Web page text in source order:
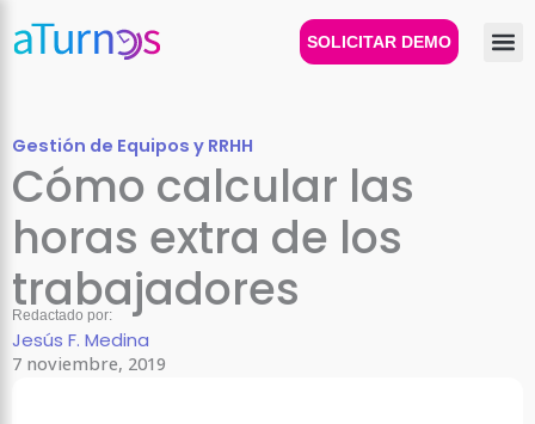
SOLICITAR DEMO
Gestión de Equipos y RRHH
Cómo calcular las
horas extra de los
trabajadores
Redactado por:
Jesús F. Medina
7 noviembre, 2019